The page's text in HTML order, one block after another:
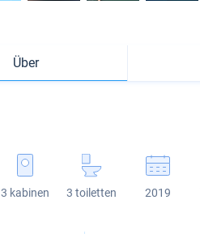
Über
3 kabinen 3 toiletten 2019